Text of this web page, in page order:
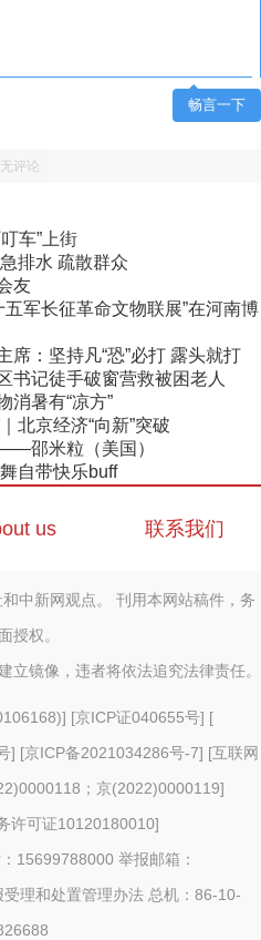
畅言一下
评论
车”上街
排水 疏散群众
友
军长征革命文物联展”在河南博
席：坚持凡“恐”必打 露头就打
书记徒手破窗营救被困老人
消暑有“凉方”
北京经济“向新”突破
邵米粒（美国）
自带快乐buff
us 联系我们
中新网观点。 刊用本网站稿件，务
授权。
立镜像，违者将依法追究法律责任。
] [京ICP证040655号] [
] [京ICP备2021034286号-7] [互联网
；京(2022)0000119]
许可证10120180010]
15699788000 举报邮箱：
受理和处置管理办法 总机：86-10-